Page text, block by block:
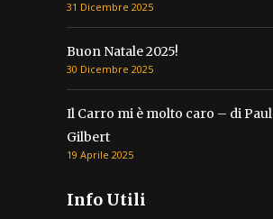
31 Dicembre 2025
Buon Natale 2025!
30 Dicembre 2025
Il Carro mi è molto caro – di Paul
Gilbert
19 Aprile 2025
Info Utili